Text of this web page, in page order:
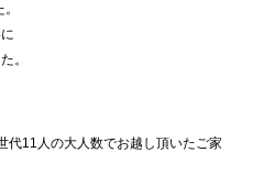
。
代11 人の大人数でお越し頂いたご家